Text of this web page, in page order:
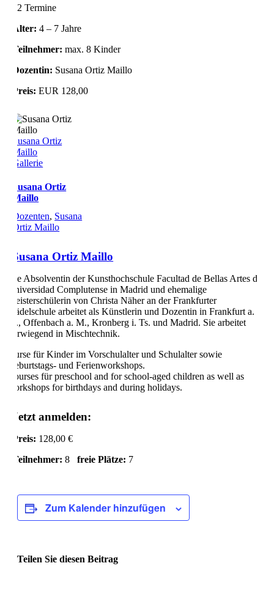
12 Termine
Alter: 4 – 7 Jahre
Teilnehmer: max. 8 Kinder
Dozentin: Susana Ortiz Maillo
Preis: EUR 128,00
Susana Ortiz
Maillo
Gallerie
Susana Ortiz
Maillo
Dozenten, Susana
Ortiz Maillo
Susana Ortiz Maillo
Die Absolventin der Kunsthochschule Facultad de Bellas Artes der
Universidad Complutense in Madrid und ehemalige
Meisterschülerin von Christa Näher an der Frankfurter
Städelschule arbeitet als Künstlerin und Dozentin in Frankfurt a.
M., Offenbach a. M., Kronberg i. Ts. und Madrid. Sie arbeitet
vorwiegend in Mischtechnik.
Kurse für Kinder im Vorschulalter und Schulalter sowie
Geburtstags- und Ferienworkshops.
Courses für preschool and for school-aged children as well as
workshops for birthdays and during holidays.
Jetzt anmelden:
Preis: 128,00 €
Teilnehmer: 8freie Plätze: 7
Zum Kalender hinzufügen
Teilen Sie diesen Beitrag